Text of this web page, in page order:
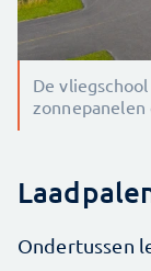
De
zonnepanelen
Ondertussen